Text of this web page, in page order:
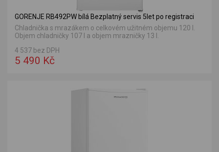
GORENJE RB492PW bílá Bezplatný servis 5let po registraci
Chladnička s mrazákem o celkovém užitném objemu 120 l.
Objem chladničky 107 l a objem mrazničky 13 l.
4 537 bez DPH
5 490 Kč